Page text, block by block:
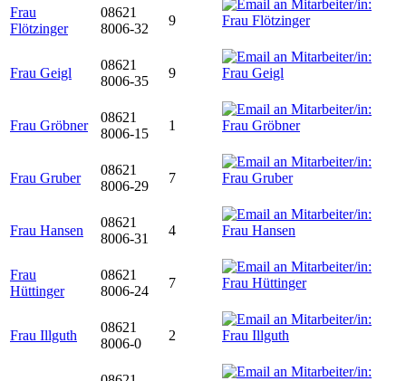
Frau
Flötzinger
08621
8006-32
9
Frau Geigl
08621
8006-35
9
Frau Gröbner
08621
8006-15
1
Frau Gruber
08621
8006-29
7
Frau Hansen
08621
8006-31
4
Frau
Hüttinger
08621
8006-24
7
Frau Illguth
08621
8006-0
2